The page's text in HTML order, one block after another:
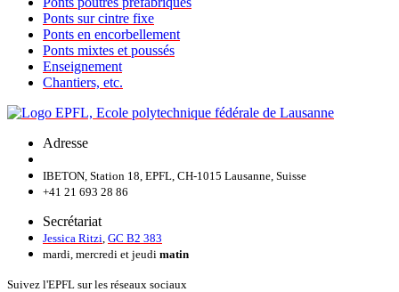
Ponts sur cintre fixe
Ponts en encorbellement
Ponts mixtes et poussés
Enseignement
Chantiers, etc.
Adresse
IBETON, Station 18, EPFL, CH-1015 Lausanne, Suisse
+41 21 693 28 86
Secrétariat
Jessica Ritzi GC B2 383
mardi, mercredi et jeudi matin
Suivez l'EPFL sur les réseaux sociaux